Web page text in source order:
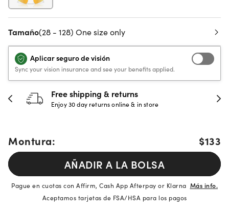
Tamaño(28 - 128) One size only
Aplicar seguro de visión
Sync your vision insurance and see your benefits applied.
Free shipping & returns
Enjoy 30 day returns online & in store
Montura:
$133
AÑADIR A LA BOLSA
Pague en cuotas con Affirm, Cash App Afterpay or Klarna Más info.
Aceptamos tarjetas de FSA/HSA para los pagos